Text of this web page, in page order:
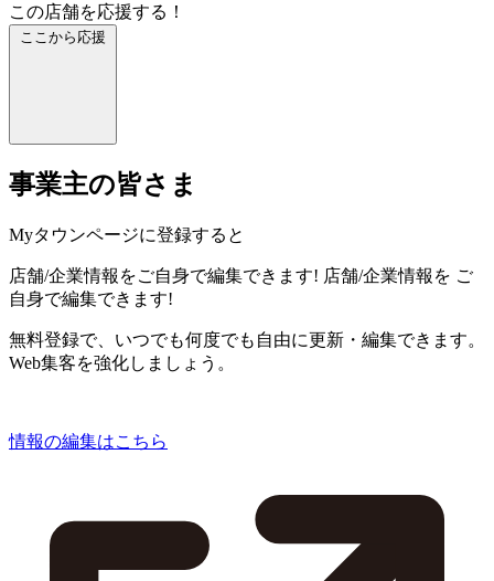
この店舗を応援する！
ここから応援
事業主の皆さま
Myタウンページに登録すると
店舗/企業情報をご自身で編集できます! 店舗/企業情報を ご
自身で編集できます!
無料登録で、いつでも何度でも自由に更新・編集できます。
Web集客を強化しましょう。
情報の編集はこちら